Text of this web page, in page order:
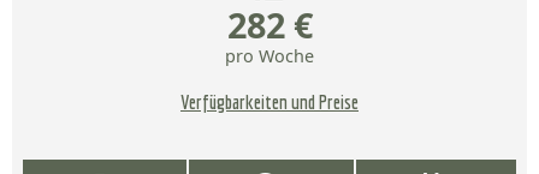
282 €
pro Woche
Verfügbarkeiten und Preise